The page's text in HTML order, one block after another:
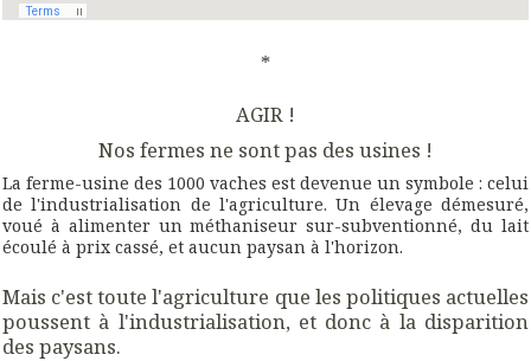
*
AGIR !
Nos fermes ne sont pas des usines !
La ferme-usine des 1000 vaches est devenue un symbole : celui
de l'industrialisation de l'agriculture. Un élevage démesuré,
voué à alimenter un méthaniseur sur-subventionné, du lait
écoulé à prix cassé, et aucun paysan à l'horizon.
Mais c'est toute l'agriculture que les politiques actuelles
poussent à l'industrialisation, et donc à la disparition
des paysans.